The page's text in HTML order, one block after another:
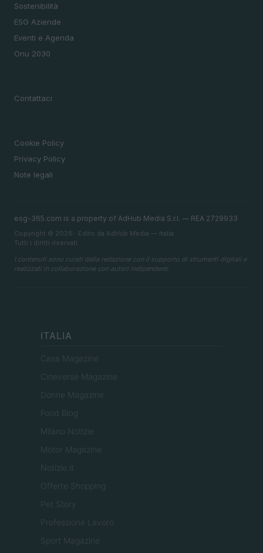
Sostenibilità
ESG Aziende
Eventi e Agenda
Onu 2030
Contattaci
Cookie Policy
Privacy Policy
Note legali
esg-365.com is a property of AdHub Media S.r.l. — REA 2729933
Copyright © 2026 · Edito da AdHub Media — Italia
Tutti i diritti riservati
I contenuti sono curati dalla redazione con il supporto di strumenti digitali e
realizzati in collaborazione con autori indipendenti.
ITALIA
Casa Magazine
Cineverse Magazine
Donne Magazine
Food Blog
Milano Notizie
Motor Magazine
Notizie.it
Offerte Shopping
Pet Story
Professione Lavoro
Sport Magazine